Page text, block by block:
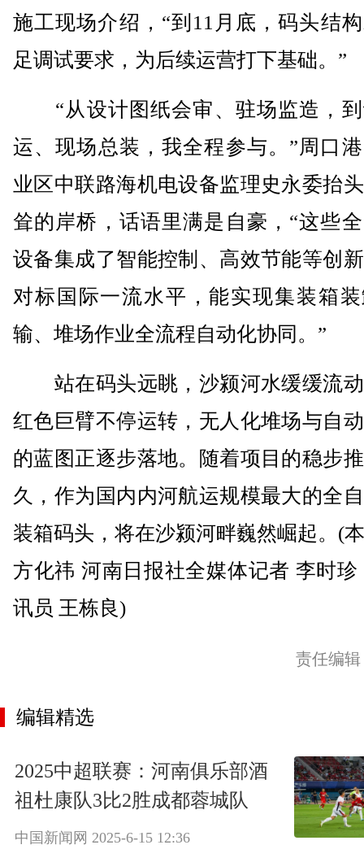
施工现场介绍，“到11月底，码头结
足调试要求，为后续运营打下基础。”
“从设计图纸会审、驻场监造，到
运、现场总装，我全程参与。”周口
业区中联路海机电设备监理史永委抬
耸的岸桥，话语里满是自豪，“这些
设备集成了智能控制、高效节能等创
对标国际一流水平，能实现集装箱
输、堆场作业全流程自动化协同。”
站在码头远眺，沙颍河水缓缓流
红色巨臂不停运转，无人化堆场与自
的蓝图正逐步落地。随着项目的稳步
久，作为国内内河航运规模最大的全
装箱码头，将在沙颍河畔巍然崛起。(
方化祎 河南日报社全媒体记者 李时珍
讯员 王栋良)
责任编
编辑精选
2025中超联赛：河南俱乐部酒
祖杜康队3比2胜成都蓉城队
中国新闻网 2025-6-15 12:36